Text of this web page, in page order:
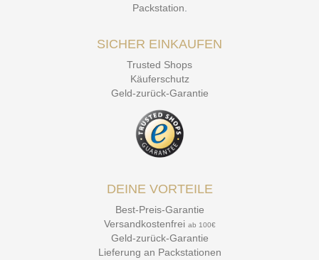
Packstation
SICHER EINKAUFEN
Trusted Shops
Käuferschutz
Geld-zurück-Garantie
DEINE VORTEILE
Best-Preis-Garantie
Versandkostenfrei ab 100€
Geld-zurück-Garantie
Lieferung an Packstationen